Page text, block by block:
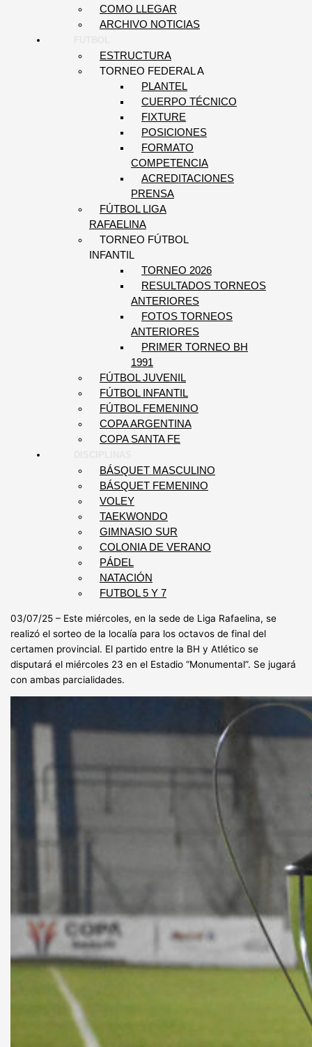
COMO LLEGAR
ARCHIVO NOTICIAS
ESTRUCTURA
TORNEO FEDERAL A
PLANTEL
CUERPO TÉCNICO
FIXTURE
POSICIONES
FORMATO
COMPETENCIA
ACREDITACIONES
PRENSA
FÚTBOL LIGA
RAFAELINA
TORNEO FÚTBOL
INFANTIL
TORNEO 2026
RESULTADOS TORNEOS
ANTERIORES
FOTOS TORNEOS
ANTERIORES
PRIMER TORNEO BH
1991
FÚTBOL JUVENIL
FÚTBOL INFANTIL
FÚTBOL FEMENINO
COPA ARGENTINA
COPA SANTA FE
BÁSQUET MASCULINO
BÁSQUET FEMENINO
VOLEY
TAEKWONDO
GIMNASIO SUR
COLONIA DE VERANO
PÁDEL
NATACIÓN
FUTBOL 5 Y 7
03/07/25 – Este miércoles, en la sede de Liga Rafaelina, se
realizó el sorteo de la localía para los octavos de final del
certamen provincial. El partido entre la BH y Atlético se
disputará el miércoles 23 en el Estadio “Monumental”. Se jugará
con ambas parcialidades.